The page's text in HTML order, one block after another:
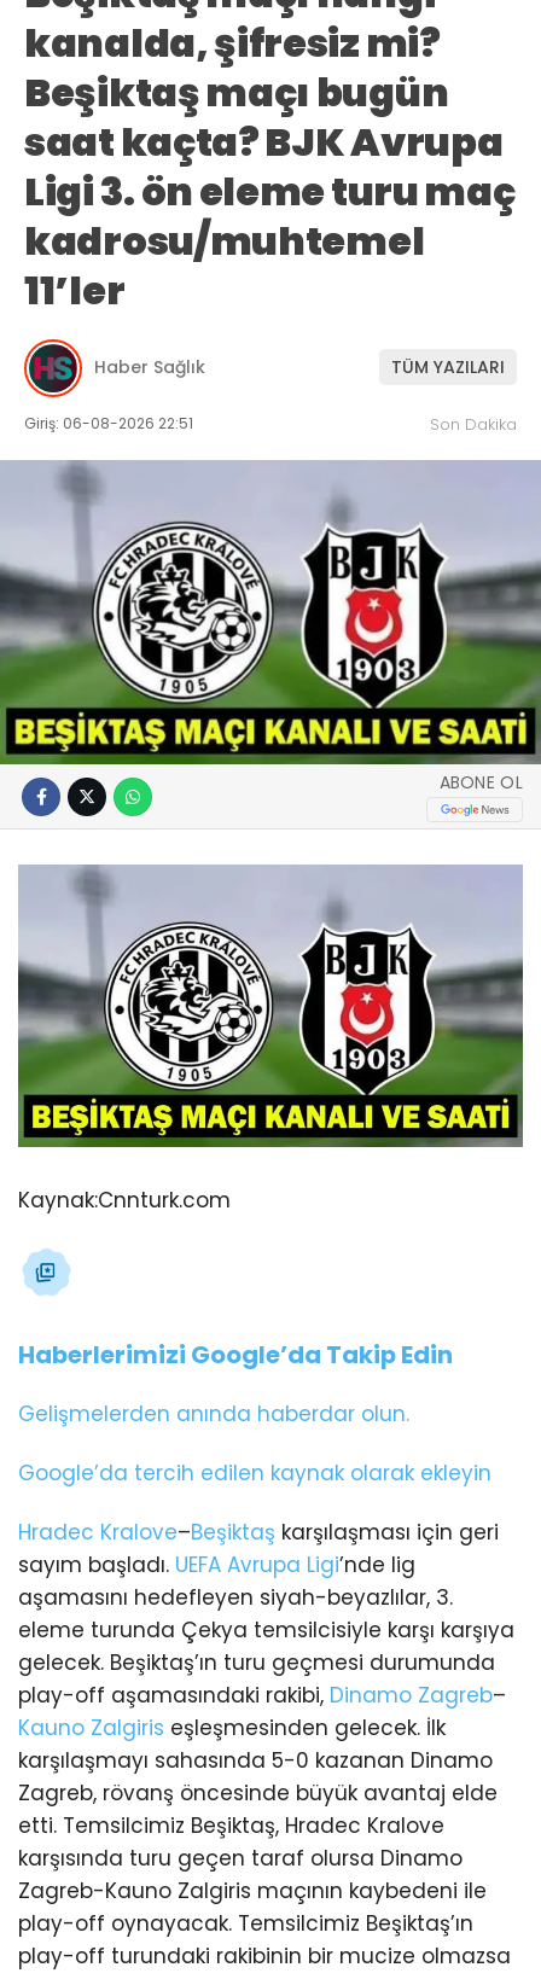
kanalda, şifresiz mi?
Beşiktaş maçı bugün
saat kaçta? BJK Avrupa
Ligi 3. ön eleme turu maç
kadrosu/muhtemel
11’ler
Haber Sağlık TÜM YAZILARI
Giriş: 06-08-2026 22:51 Son Dakika
ABONE OL
Kaynak:Cnnturk.com
Haberlerimizi Google’da Takip Edin
Gelişmelerden anında haberdar olun.
Google’da tercih edilen kaynak olarak ekleyin
Hradec Kralove–Beşiktaş karşılaşması için geri
sayım başladı. UEFA Avrupa Ligi’nde lig
aşamasını hedefleyen siyah-beyazlılar, 3.
eleme turunda Çekya temsilcisiyle karşı karşıya
gelecek. Beşiktaş’ın turu geçmesi durumunda
play-off aşamasındaki rakibi, Dinamo Zagreb–
Kauno Zalgiris eşleşmesinden gelecek. İlk
karşılaşmayı sahasında 5-0 kazanan Dinamo
Zagreb, rövanş öncesinde büyük avantaj elde
etti. Temsilcimiz Beşiktaş, Hradec Kralove
karşısında turu geçen taraf olursa Dinamo
Zagreb-Kauno Zalgiris maçının kaybedeni ile
play-off oynayacak. Temsilcimiz Beşiktaş’ın
play-off turundaki rakibinin bir mucize olmazsa